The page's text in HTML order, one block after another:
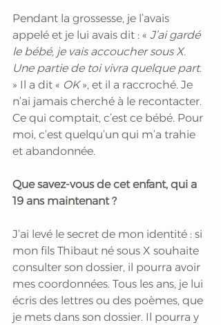
Pendant la grossesse, je l’avais
appelé et je lui avais dit : « J’ai gardé
le bébé, je vais accoucher sous X.
Une partie de toi vivra quelque part.
» Il a dit « OK », et il a raccroché. Je
n’ai jamais cherché à le recontacter.
Ce qui comptait, c’est ce bébé. Pour
moi, c’est quelqu’un qui m’a trahie
et abandonnée.
Que savez-vous de cet enfant, qui a
19 ans maintenant ?
J’ai levé le secret de mon identité : si
mon fils Thibaut né sous X souhaite
consulter son dossier, il pourra avoir
mes coordonnées. Tous les ans, je lui
écris des lettres ou des poèmes, que
je mets dans son dossier. Il pourra y